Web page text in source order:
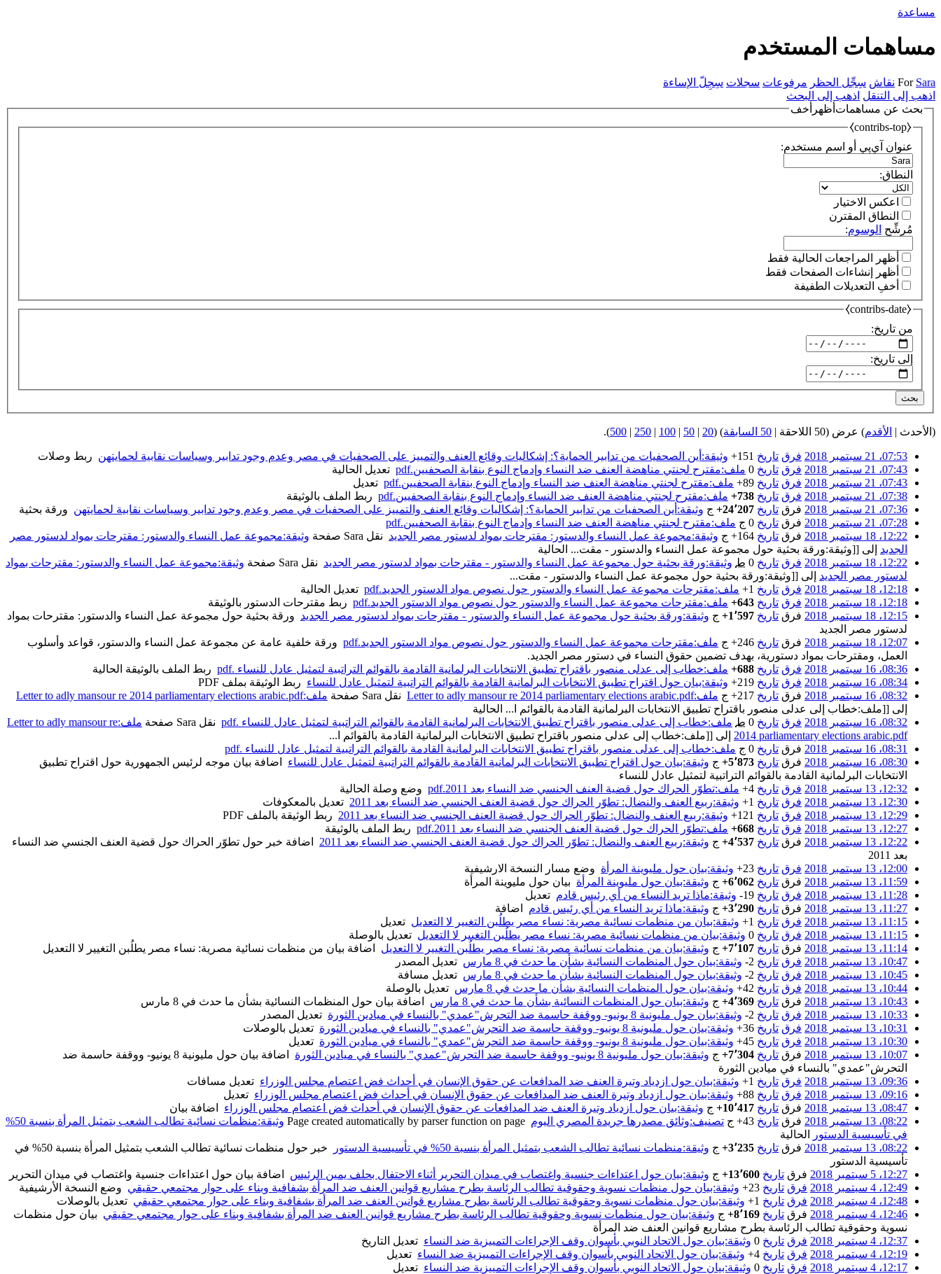
مساعدة
مساهمات المستخدم
For Sara نقاش سِجِّل الحظر مرفوعات سجلات سِجِلّ الإساءة
اذهب إلى التنقل اذهب إلى البحث
بحث عن مساهمات أظهر أخف
⧼contribs-top⧽
عنوان آي‌پي أو اسم مستخدم:
النطاق:
اعكس الاختيار
النطاق المقترن
مُرشِّح الوسوم:
أظهر المراجعات الحالية فقط
أظهر إنشاءات الصفحات فقط
أخفِ التعديلات الطفيفة
⧼contribs-date⧽
من تاريخ:
إلى تاريخ:
بحث
(الأحدث | الأقدم) عرض (50 اللاحقة | 50 السابقة ) (
20
|
50
|
100
|
250
|
500
).
07:53، 21 سبتمبر 2018 فرق تاريخ +151 وثيقة:أين الصحفيات من تدابير الحماية؟: إشكاليات وقائع العنف والتمييز على الصحفيات في مصر وعدم وجود تدابير وسياسات نقابية لحمايتهن ربط وصلات
07:43، 21 سبتمبر 2018
فرق تاريخ 0 ملف:مقترح لجنتي مناهضة العنف ضد النساء وإدماج النوع بنقابة الصحفيين.pdf تعديل الحالية
07:43، 21 سبتمبر 2018
فرق تاريخ +89 ملف:مقترح لجنتي مناهضة العنف ضد النساء وإدماج النوع بنقابة الصحفيين.pdf
تعديل
07:38، 21 سبتمبر 2018
فرق تاريخ +738 ملف:مقترح لجنتي مناهضة العنف ضد النساء وإدماج النوع بنقابة الصحفيين.pdf
ربط الملف بالوثيقة
07:36، 21 سبتمبر 2018
فرق تاريخ +24٬207 ج‌ وثيقة:أين الصحفيات من تدابير الحماية؟: إشكاليات وقائع العنف والتمييز على الصحفيات في مصر وعدم وجود تدابير وسياسات نقابية لحمايتهن ورقة بحثية
07:28، 21 سبتمبر 2018
فرق تاريخ 0 ج‌ ملف:مقترح لجنتي مناهضة العنف ضد النساء وإدماج النوع بنقابة الصحفيين.pdf
12:22، 18 سبتمبر 2018
فرق تاريخ +164 ج‌ وثيقة:مجموعة عمل النساء والدستور: مقترحات بمواد لدستور مصر الجديد نقل Sara صفحة
وثيقة:مجموعة عمل النساء والدستور: مقترحات بمواد لدستور مصر
الجديد إلى [[وثيقة:ورقة بحثية حول مجموعة عمل النساء والدستور - مقت... الحالية
12:22، 18 سبتمبر 2018
فرق تاريخ 0 ط وثيقة:ورقة بحثية حول مجموعة عمل النساء والدستور - مقترحات بمواد لدستور مصر الجديد نقل Sara صفحة
وثيقة:مجموعة عمل النساء والدستور: مقترحات بمواد
لدستور مصر الجديد إلى [[وثيقة:ورقة بحثية حول مجموعة عمل النساء والدستور - مقت...
12:18، 18 سبتمبر 2018
فرق تاريخ +1 ملف:مقترحات مجموعة عمل النساء والدستور حول نصوص مواد الدستور الجديد.pdf تعديل الحالية
12:18، 18 سبتمبر 2018
فرق تاريخ +643 ملف:مقترحات مجموعة عمل النساء والدستور حول نصوص مواد الدستور الجديد.pdf
ربط مقترحات الدستور بالوثيقة
12:15، 18 سبتمبر 2018
فرق تاريخ +1٬597 ج‌ وثيقة:ورقة بحثية حول مجموعة عمل النساء والدستور - مقترحات بمواد لدستور مصر الجديد ورقة بحثية حول مجموعة عمل النساء والدستور: مقترحات بمواد
لدستور مصر الجديد
12:07، 18 سبتمبر 2018
فرق تاريخ +246 ج‌ ملف:مقترحات مجموعة عمل النساء والدستور حول نصوص مواد الدستور الجديد.pdf
ورقة خلفية عامة عن مجموعة عمل النساء والدستور، قواعد وأسلوب
العمل، ومقترحات بمواد دستورية، بهدف تضمين حقوق النساء في دستور مصر الجديد.
08:36، 16 سبتمبر 2018
فرق تاريخ +688 ملف:خطاب إلى عدلى منصور باقتراح تطبيق الانتخابات البرلمانية القادمة بالقوائم التراتبية لتمثيل عادل للنساء .pdf ربط الملف بالوثيقة الحالية
08:34، 16 سبتمبر 2018
فرق تاريخ +219 وثيقة:بيان حول اقتراح تطبيق الانتخابات البرلمانية القادمة بالقوائم التراتبية لتمثيل عادل للنساء ربط الوثيقة بملف PDF
08:32، 16 سبتمبر 2018
فرق تاريخ +217 ج‌ ملف:Letter to adly mansour re 2014 parliamentary elections arabic.pdf نقل Sara صفحة
ملف:Letter to adly mansour re 2014 parliamentary elections arabic.pdf
إلى [[ملف:خطاب إلى عدلى منصور باقتراح تطبيق الانتخابات البرلمانية القادمة بالقوائم ا... الحالية
08:32، 16 سبتمبر 2018
فرق تاريخ 0 ط ملف:خطاب إلى عدلى منصور باقتراح تطبيق الانتخابات البرلمانية القادمة بالقوائم التراتبية لتمثيل عادل للنساء .pdf نقل Sara صفحة
ملف:Letter to adly mansour re
2014 parliamentary elections arabic.pdf إلى [[ملف:خطاب إلى عدلى منصور باقتراح تطبيق الانتخابات البرلمانية القادمة بالقوائم ا...
08:31، 16 سبتمبر 2018
فرق تاريخ 0 ج‌ ملف:خطاب إلى عدلى منصور باقتراح تطبيق الانتخابات البرلمانية القادمة بالقوائم التراتبية لتمثيل عادل للنساء .pdf
08:30، 16 سبتمبر 2018
فرق تاريخ +5٬873 ج‌ وثيقة:بيان حول اقتراح تطبيق الانتخابات البرلمانية القادمة بالقوائم التراتبية لتمثيل عادل للنساء
اضافة بيان موجه لرئيس الجمهورية حول اقتراح تطبيق
الانتخابات البرلمانية القادمة بالقوائم التراتبية لتمثيل عادل للنساء
12:32، 13 سبتمبر 2018
فرق تاريخ +4 ملف:تطوّر الحراك حول قضية العنف الجنسي ضد النساء بعد 2011.pdf وضع وصلة الحالية
12:30، 13 سبتمبر 2018
فرق تاريخ +1 وثيقة:ربيع العنف والنضال: تطوّر الحراك حول قضية العنف الجنسي ضد النساء بعد 2011
تعديل بالمعكوفات
12:29، 13 سبتمبر 2018
فرق تاريخ +121 وثيقة:ربيع العنف والنضال: تطوّر الحراك حول قضية العنف الجنسي ضد النساء بعد 2011
ربط الوثيقة بالملف PDF
12:27، 13 سبتمبر 2018
فرق تاريخ +668 ملف:تطوّر الحراك حول قضية العنف الجنسي ضد النساء بعد 2011.pdf
ربط الملف بالوثيقة
12:22، 13 سبتمبر 2018
فرق تاريخ +4٬537 ج‌ وثيقة:ربيع العنف والنضال: تطوّر الحراك حول قضية العنف الجنسي ضد النساء بعد 2011
اضافة خبر حول تطوّر الحراك حول قضية العنف الجنسي ضد النساء
بعد 2011
12:00، 13 سبتمبر 2018
فرق تاريخ +23 وثيقة:بيان حول مليوينة المرأة وضع مسار النسخة الارشيفية
11:59، 13 سبتمبر 2018
فرق تاريخ +6٬062 ج‌ وثيقة:بيان حول مليوينة المرأة بيان حول مليوينة المرأة
11:28، 13 سبتمبر 2018
فرق تاريخ -19 وثيقة:ماذا تريد النساء من أي رئيس قادم تعديل
11:27، 13 سبتمبر 2018
فرق تاريخ +3٬290 ج‌ وثيقة:ماذا تريد النساء من أي رئيس قادم
اضافة
11:15، 13 سبتمبر 2018
فرق تاريخ +1 وثيقة:بيان من منظمات نسائية مصرية: نساء مصر يطلُبن التغيير لا التعديل تعديل
11:15، 13 سبتمبر 2018
فرق تاريخ 0 وثيقة:بيان من منظمات نسائية مصرية: نساء مصر يطلُبن التغيير لا التعديل تعديل بالوصلة
11:14، 13 سبتمبر 2018
فرق تاريخ +7٬107 ج‌ وثيقة:بيان من منظمات نسائية مصرية: نساء مصر يطلُبن التغيير لا التعديل
اضافة بيان من منظمات نسائية مصرية: نساء مصر يطلُبن التغيير لا التعديل
10:47، 13 سبتمبر 2018
فرق تاريخ -2 وثيقة:بيان حول المنظمات النسائية بشأن ما حدث في 8 مارس
تعديل المصدر
10:45، 13 سبتمبر 2018
فرق تاريخ -2 وثيقة:بيان حول المنظمات النسائية بشأن ما حدث في 8 مارس
تعديل مسافة
10:44، 13 سبتمبر 2018
فرق تاريخ +42 وثيقة:بيان حول المنظمات النسائية بشأن ما حدث في 8 مارس
تعديل بالوصلة
10:43، 13 سبتمبر 2018
فرق تاريخ +4٬369 ج‌ وثيقة:بيان حول المنظمات النسائية بشأن ما حدث في 8 مارس
اضافة بيان حول المنظمات النسائية بشأن ما حدث في 8 مارس
10:33، 13 سبتمبر 2018
فرق تاريخ -2 وثيقة:بيان حول مليونية 8 يونيو- ووقفة حاسمة ضد التحرش"عمدي" بالنساء في ميادين الثورة
تعديل المصدر
10:31، 13 سبتمبر 2018
فرق تاريخ +36 وثيقة:بيان حول مليونية 8 يونيو- ووقفة حاسمة ضد التحرش"عمدي" بالنساء في ميادين الثورة
تعديل بالوصلات
10:30، 13 سبتمبر 2018
فرق تاريخ +45 وثيقة:بيان حول مليونية 8 يونيو- ووقفة حاسمة ضد التحرش"عمدي" بالنساء في ميادين الثورة
تعديل
10:07، 13 سبتمبر 2018
فرق تاريخ +7٬304 ج‌ وثيقة:بيان حول مليونية 8 يونيو- ووقفة حاسمة ضد التحرش"عمدي" بالنساء في ميادين الثورة
اضافة بيان حول مليونية 8 يونيو- ووقفة حاسمة ضد
التحرش"عمدي" بالنساء في ميادين الثورة
09:36، 13 سبتمبر 2018
فرق تاريخ +1 وثيقة:بيان حول ازدياد وتيرة العنف ضد المدافعات عن حقوق الإنسان في أحداث فض اعتصام مجلس الوزراء تعديل مسافات
09:16، 13 سبتمبر 2018
فرق تاريخ +88 وثيقة:بيان حول ازدياد وتيرة العنف ضد المدافعات عن حقوق الإنسان في أحداث فض اعتصام مجلس الوزراء تعديل
08:47، 13 سبتمبر 2018
فرق تاريخ +10٬417 ج‌ وثيقة:بيان حول ازدياد وتيرة العنف ضد المدافعات عن حقوق الإنسان في أحداث فض اعتصام مجلس الوزراء
اضافة بيان
08:22، 13 سبتمبر 2018
فرق تاريخ +43 ج‌ تصنيف:وثائق مصدرها جريدة المصري اليوم Page created automatically by parser function on page
وثيقة:منظمات نسائية تطالب الشعب بتمثيل المرأة بنسبة 50%
في تأسيسية الدستور
الحالية
08:22، 13 سبتمبر 2018
فرق تاريخ +3٬235 ج‌ وثيقة:منظمات نسائية تطالب الشعب بتمثيل المرأة بنسبة 50% في تأسيسية الدستور
خبر حول منظمات نسائية تطالب الشعب بتمثيل المرأة بنسبة 50% في
تأسيسية الدستور
12:27، 5 سبتمبر 2018
فرق تاريخ +13٬600 ج‌ وثيقة:بيان حول اعتداءات جنسية واغتصاب في ميدان التحرير أثناء الاحتفال بحلف يمين الرئيس
اضافة بيان حول اعتداءات جنسية واغتصاب في ميدان التحرير
12:49، 4 سبتمبر 2018
فرق تاريخ +23 وثيقة:بيان حول منظمات نسوية وحقوقية تطالب الرئاسة بطرح مشاريع قوانين العنف ضد المرأة بشفافية وبناء على حوار مجتمعي حقيقي وضع النسخة الأرشيفية
12:48، 4 سبتمبر 2018
فرق تاريخ +1 وثيقة:بيان حول منظمات نسوية وحقوقية تطالب الرئاسة بطرح مشاريع قوانين العنف ضد المرأة بشفافية وبناء على حوار مجتمعي حقيقي تعديل بالوصلات
12:46، 4 سبتمبر 2018
فرق تاريخ +8٬169 ج‌ وثيقة:بيان حول منظمات نسوية وحقوقية تطالب الرئاسة بطرح مشاريع قوانين العنف ضد المرأة بشفافية وبناء على حوار مجتمعي حقيقي بيان حول منظمات
نسوية وحقوقية تطالب الرئاسة بطرح مشاريع قوانين العنف ضد المرأة
12:37، 4 سبتمبر 2018
فرق تاريخ 0 وثيقة:بيان حول الاتحاد النوبي بأسوان وقف الإجراءات التمييزية ضد النساء تعديل التاريخ
12:19، 4 سبتمبر 2018
فرق تاريخ +4 وثيقة:بيان حول الاتحاد النوبي بأسوان وقف الإجراءات التمييزية ضد النساء تعديل
12:17، 4 سبتمبر 2018
فرق تاريخ 0 وثيقة:بيان حول الاتحاد النوبي بأسوان وقف الإجراءات التمييزية ضد النساء تعديل